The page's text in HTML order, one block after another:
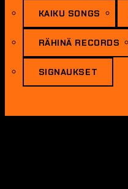
KAIKU SONGS
RÄHINÄ RECORDS
SIGNAUKSET